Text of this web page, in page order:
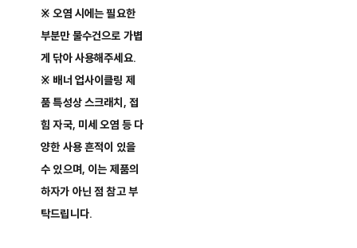
※ 오염 시에는 필요한
부분만 물수건으로 가볍
게 닦아 사용해주세요.
※ 배너 업사이클링 제
품 특성상 스크래치, 접
힘 자국, 미세 오염 등 다
양한 사용 흔적이 있을
수 있으며, 이는 제품의
하자가 아닌 점 참고 부
탁드립니다.